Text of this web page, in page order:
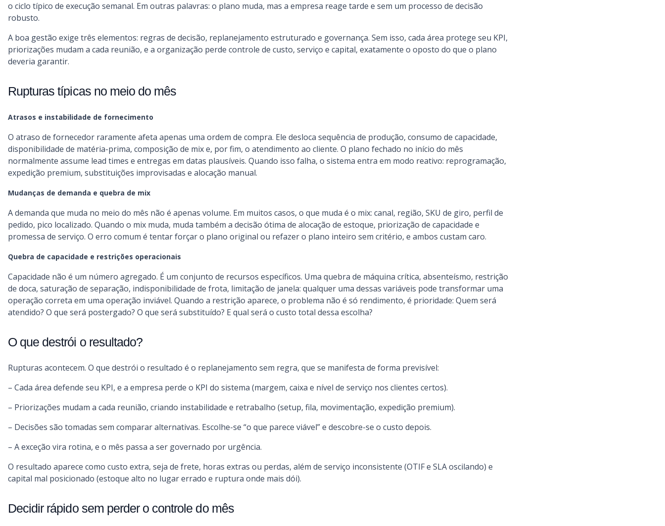
o ciclo típico de execução semanal. Em outras palavras: o plano muda, mas a empresa reage tarde e sem um processo de decisão
robusto.
A boa gestão exige três elementos: regras de decisão, replanejamento estruturado e governança. Sem isso, cada área protege seu KPI,
priorizações mudam a cada reunião, e a organização perde controle de custo, serviço e capital, exatamente o oposto do que o plano
deveria garantir.
Rupturas típicas no meio do mês
Atrasos e instabilidade de fornecimento
O atraso de fornecedor raramente afeta apenas uma ordem de compra. Ele desloca sequência de produção, consumo de capacidade,
disponibilidade de matéria-prima, composição de mix e, por fim, o atendimento ao cliente. O plano fechado no início do mês
normalmente assume lead times e entregas em datas plausíveis. Quando isso falha, o sistema entra em modo reativo: reprogramação,
expedição premium, substituições improvisadas e alocação manual.
Mudanças de demanda e quebra de mix
A demanda que muda no meio do mês não é apenas volume. Em muitos casos, o que muda é o mix: canal, região, SKU de giro, perfil de
pedido, pico localizado. Quando o mix muda, muda também a decisão ótima de alocação de estoque, priorização de capacidade e
promessa de serviço. O erro comum é tentar forçar o plano original ou refazer o plano inteiro sem critério, e ambos custam caro.
Quebra de capacidade e restrições operacionais
Capacidade não é um número agregado. É um conjunto de recursos específicos. Uma quebra de máquina crítica, absenteísmo, restrição
de doca, saturação de separação, indisponibilidade de frota, limitação de janela: qualquer uma dessas variáveis pode transformar uma
operação correta em uma operação inviável. Quando a restrição aparece, o problema não é só rendimento, é prioridade: Quem será
atendido? O que será postergado? O que será substituído? E qual será o custo total dessa escolha?
O que destrói o resultado?
Rupturas acontecem. O que destrói o resultado é o replanejamento sem regra, que se manifesta de forma previsível:
– Cada área defende seu KPI, e a empresa perde o KPI do sistema (margem, caixa e nível de serviço nos clientes certos).
– Priorizações mudam a cada reunião, criando instabilidade e retrabalho (setup, fila, movimentação, expedição premium).
– Decisões são tomadas sem comparar alternativas. Escolhe-se “o que parece viável” e descobre-se o custo depois.
– A exceção vira rotina, e o mês passa a ser governado por urgência.
O resultado aparece como custo extra, seja de frete, horas extras ou perdas, além de serviço inconsistente (OTIF e SLA oscilando) e
capital mal posicionado (estoque alto no lugar errado e ruptura onde mais dói).
Decidir rápido sem perder o controle do mês